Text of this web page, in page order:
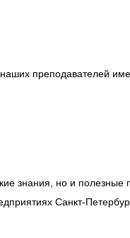
преподавателей
знания, но и
Санкт-